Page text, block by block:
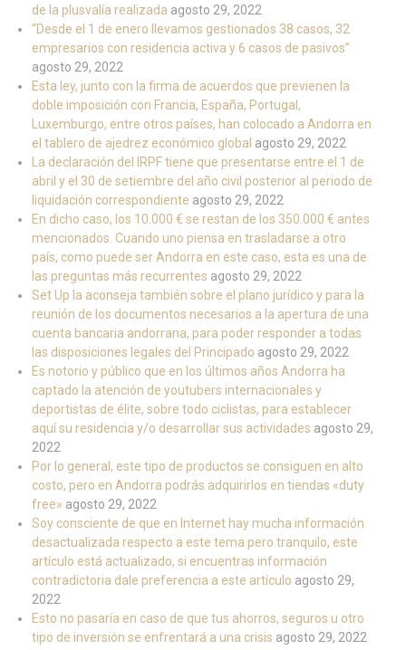
de la plusvalía realizada agosto 29, 2022
“Desde el 1 de enero llevamos gestionados 38 casos, 32
empresarios con residencia activa y 6 casos de pasivos”
agosto 29, 2022
Esta ley, junto con la firma de acuerdos que previenen la
doble imposición con Francia, España, Portugal,
Luxemburgo, entre otros países, han colocado a Andorra en
el tablero de ajedrez económico global agosto 29, 2022
La declaración del IRPF tiene que presentarse entre el 1 de
abril y el 30 de setiembre del año civil posterior al periodo de
liquidación correspondiente agosto 29, 2022
En dicho caso, los 10.000 € se restan de los 350.000 € antes
mencionados. Cuando uno piensa en trasladarse a otro
país, como puede ser Andorra en este caso, esta es una de
las preguntas más recurrentes agosto 29, 2022
Set Up la aconseja también sobre el plano jurídico y para la
reunión de los documentos necesarios a la apertura de una
cuenta bancaria andorrana, para poder responder a todas
las disposiciones legales del Principado agosto 29, 2022
Es notorio y público que en los últimos años Andorra ha
captado la atención de youtubers internacionales y
deportistas de élite, sobre todo ciclistas, para establecer
aquí su residencia y/o desarrollar sus actividades agosto 29,
2022
Por lo general, este tipo de productos se consiguen en alto
costo, pero en Andorra podrás adquirirlos en tiendas «duty
free» agosto 29, 2022
Soy consciente de que en Internet hay mucha información
desactualizada respecto a este tema pero tranquilo, este
artículo está actualizado, si encuentras información
contradictoria dale preferencia a este artículo agosto 29,
2022
Esto no pasaría en caso de que tus ahorros, seguros u otro
tipo de inversión se enfrentará a una crisis agosto 29, 2022